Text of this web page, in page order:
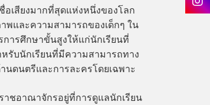
เสียงมากที่สุดแห่งหนึ่งของโลก
พและความสามารถของเด็กๆ ใน
ารศึกษาขั้นสูงให้แก่นักเรียนที่
รับนักเรียนที่มีความสามารถทาง
นดนตรีและการละครโดยเฉพาะ
าชอาณาจักรอยู่ที่การดูแลนักเรียน